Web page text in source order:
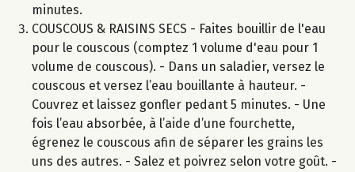
minutes.
COUSCOUS & RAISINS SECS - Faites bouillir de l'eau
pour le couscous (comptez 1 volume d'eau pour 1
volume de couscous). - Dans un saladier, versez le
couscous et versez l’eau bouillante à hauteur. -
Couvrez et laissez gonfler pedant 5 minutes. - Une
fois l’eau absorbée, à l’aide d’une fourchette,
égrenez le couscous afin de séparer les grains les
uns des autres. - Salez et poivrez selon votre goût. -